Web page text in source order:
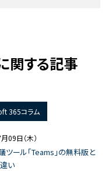
関する記事
365コラム
09日（木）
ツール「Teams」の無料版と
い